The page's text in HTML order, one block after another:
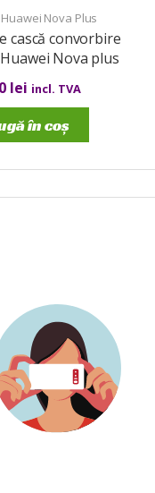
Nova Plus
cască convorbire
Nova plus
lei incl. TVA
în coș